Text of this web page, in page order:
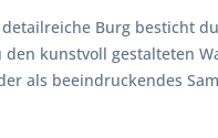
Burg besticht
kunstvoll gestalteten
als beeindruckendes